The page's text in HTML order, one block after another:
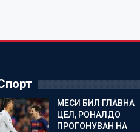
МЕСИ БИЛ ГЛАВНА
ЦЕЛ, РОНАЛДО
ПРОГОНУВАН НА